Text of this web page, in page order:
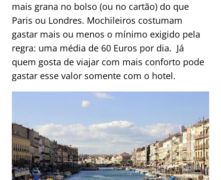
mais grana no bolso (ou no cartão) do que
Paris ou Londres. Mochileiros costumam
gastar mais ou menos o mínimo exigido pela
regra: uma média de 60 Euros por dia. Já
quem gosta de viajar com mais conforto pode
gastar esse valor somente com o hotel.